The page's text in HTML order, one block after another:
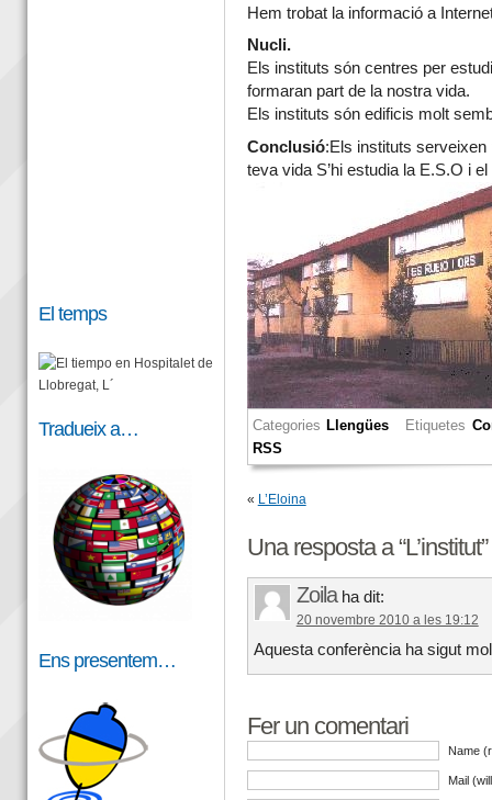
Hem trobat la informació a
Nucli.
Els instituts són centres per
formaran part de la nostra vida.
Els instituts són edificis molt
Conclusió:Els instituts serveixen
teva vida S’hi estudia la E.S.O i
Categories Llengües Etiquetes
RSS
« L’Eloina
Una resposta a “L’institut”
Zoila ha dit:
20 novembre 2010 a les 19:12
Aquesta conferència ha sigut
Fer un comentari
Name
Mail
El temps
Tradueix a…
Ens presentem…